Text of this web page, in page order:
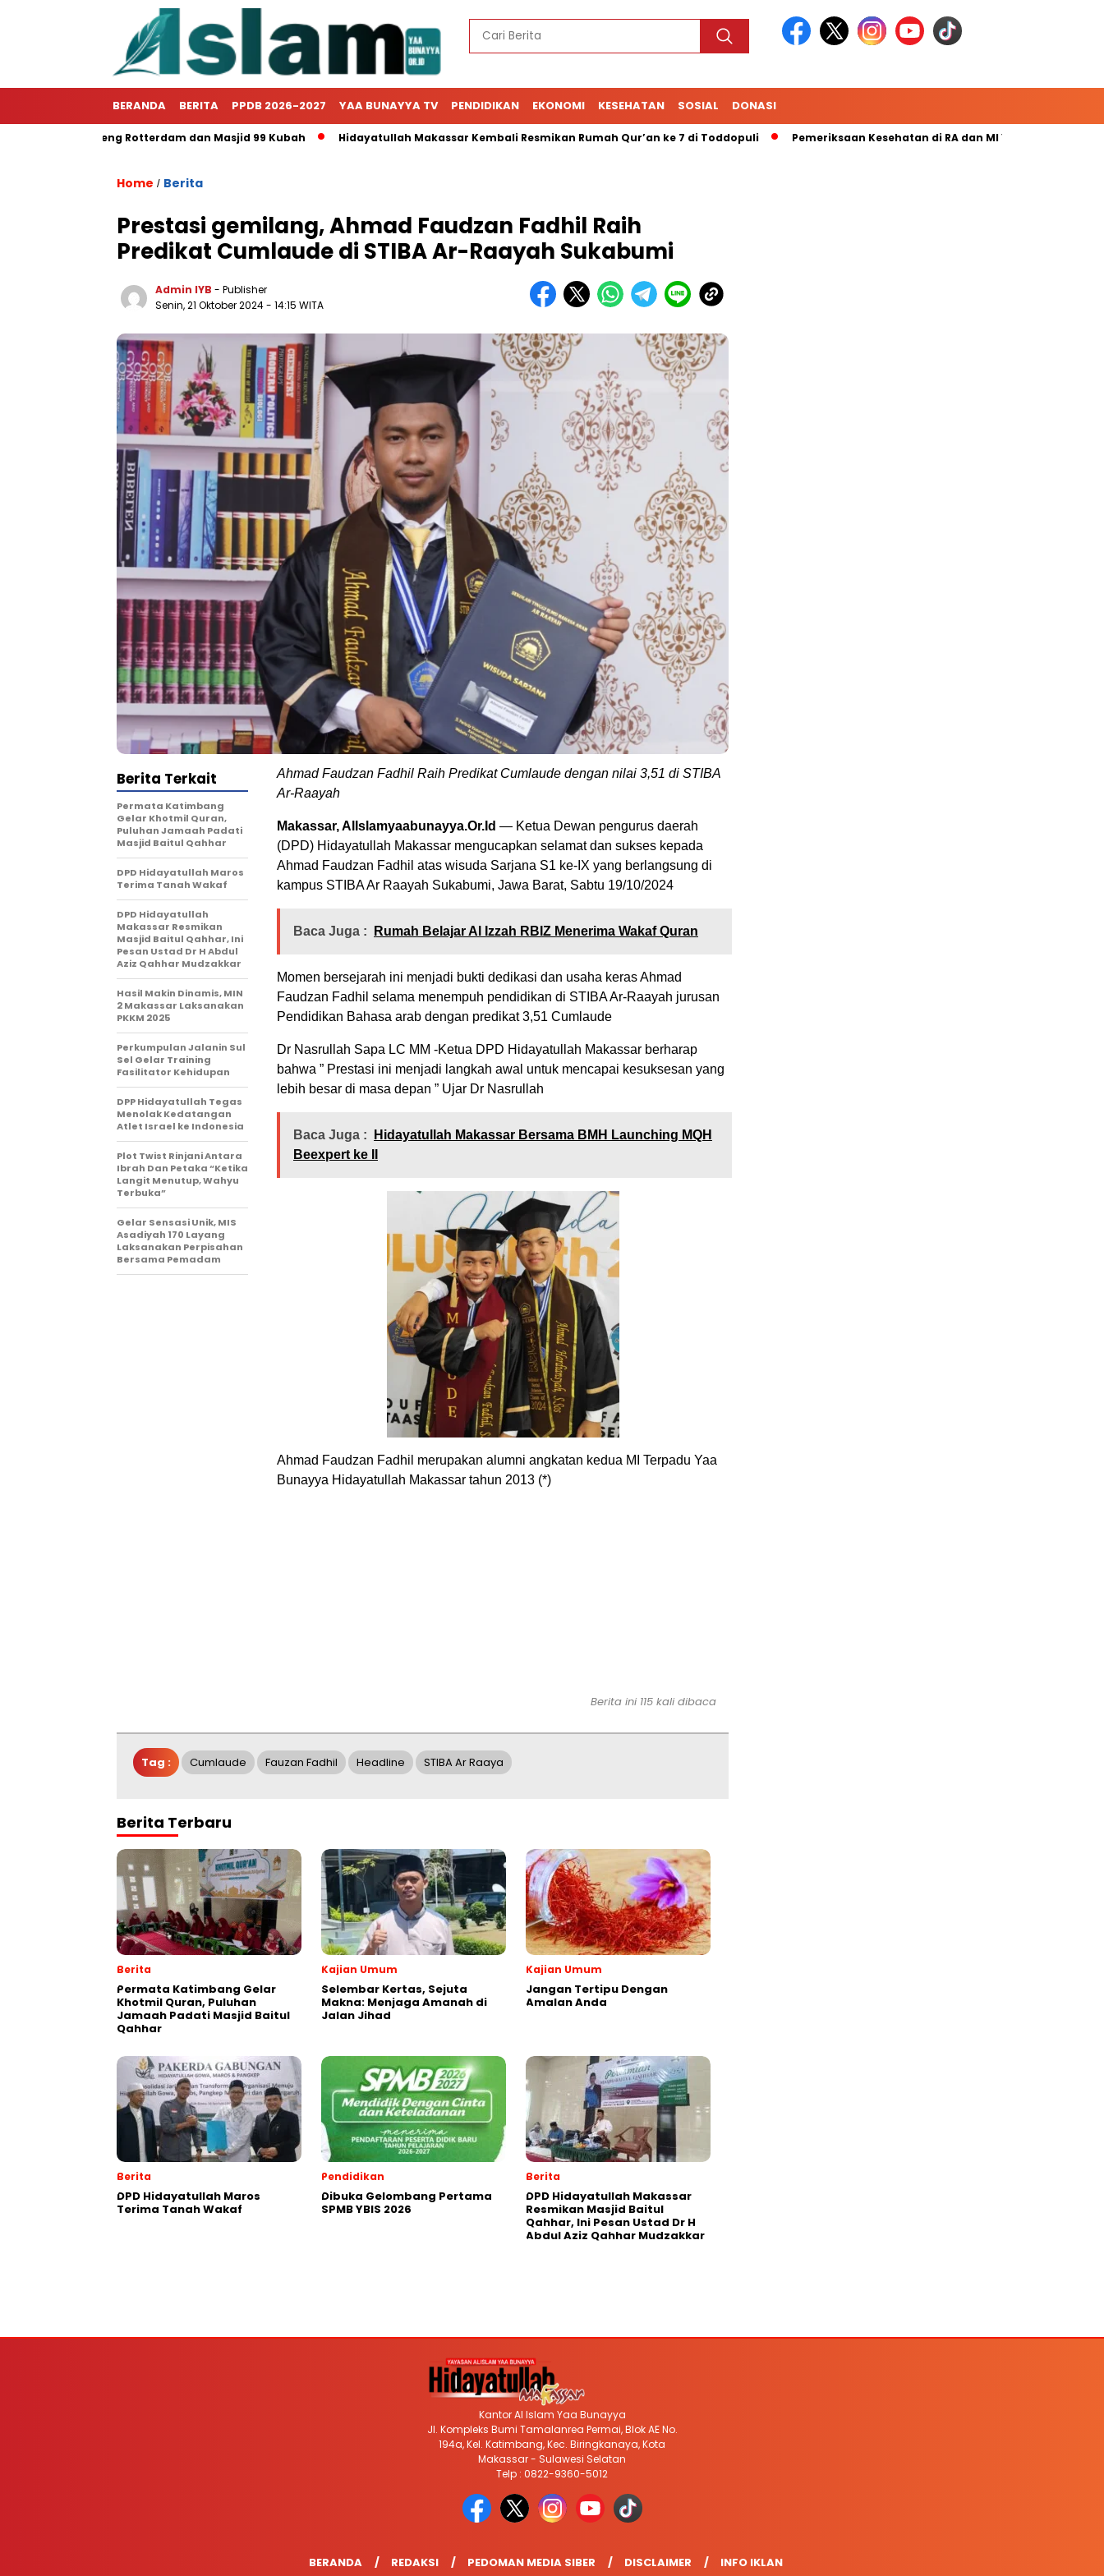
BERANDA BERITA PPDB 2026-2027 YAA BUNAYYA TV PENDIDIKAN EKONOMI KESEHATAN SOSIAL DONASI
Benteng Rotterdam dan Masjid 99 Kubah Hidayatullah Makassar Kembali Resmikan Rumah Qur’an ke 7 di Toddopuli Pemeriksaan Kesehatan di RA dan MI Yaa Bunayya Makassar
Home / Berita
Prestasi gemilang, Ahmad Faudzan Fadhil Raih
Predikat Cumlaude di STIBA Ar-Raayah Sukabumi
Admin IYB - Publisher
Senin, 21 Oktober 2024 - 14:15 WITA
Ahmad Faudzan Fadhil Raih Predikat Cumlaude dengan nilai 3,51 di STIBA
Ar-Raayah
Makassar, AlIslamyaabunayya.Or.Id — Ketua Dewan pengurus daerah
(DPD) Hidayatullah Makassar mengucapkan selamat dan sukses kepada
Ahmad Faudzan Fadhil atas wisuda Sarjana S1 ke-IX yang berlangsung di
kampus STIBA Ar Raayah Sukabumi, Jawa Barat, Sabtu 19/10/2024
Baca Juga : Rumah Belajar Al Izzah RBIZ Menerima Wakaf Quran
Momen bersejarah ini menjadi bukti dedikasi dan usaha keras Ahmad
Faudzan Fadhil selama menempuh pendidikan di STIBA Ar-Raayah jurusan
Pendidikan Bahasa arab dengan predikat 3,51 Cumlaude
Dr Nasrullah Sapa LC MM -Ketua DPD Hidayatullah Makassar berharap
bahwa ” Prestasi ini menjadi langkah awal untuk mencapai kesuksesan yang
lebih besar di masa depan ” Ujar Dr Nasrullah
Baca Juga :
Hidayatullah Makassar Bersama BMH Launching MQH
Beexpert ke II
Ahmad Faudzan Fadhil merupakan alumni angkatan kedua MI Terpadu Yaa
Bunayya Hidayatullah Makassar tahun 2013 (*)
Berita Terkait
Permata Katimbang
Gelar Khotmil Quran,
Puluhan Jamaah Padati
Masjid Baitul Qahhar
DPD Hidayatullah Maros
Terima Tanah Wakaf
DPD Hidayatullah
Makassar Resmikan
Masjid Baitul Qahhar, Ini
Pesan Ustad Dr H Abdul
Aziz Qahhar Mudzakkar
Hasil Makin Dinamis, MIN
2 Makassar Laksanakan
PKKM 2025
Perkumpulan Jalanin Sul
Sel Gelar Training
Fasilitator Kehidupan
DPP Hidayatullah Tegas
Menolak Kedatangan
Atlet Israel ke Indonesia
Plot Twist Rinjani Antara
Ibrah Dan Petaka “Ketika
Langit Menutup, Wahyu
Terbuka”
Gelar Sensasi Unik, MIS
Asadiyah 170 Layang
Laksanakan Perpisahan
Bersama Pemadam
Berita ini 115 kali dibaca
Tag : Cumlaude Fauzan Fadhil Headline STIBA Ar Raaya
Berita Terbaru
Berita
Permata Katimbang Gelar
Khotmil Quran, Puluhan
Jamaah Padati Masjid Baitul
Qahhar
Kajian Umum
Selembar Kertas, Sejuta
Makna: Menjaga Amanah di
Jalan Jihad
Kajian Umum
Jangan Tertipu Dengan
Amalan Anda
Berita
DPD Hidayatullah Maros
Terima Tanah Wakaf
Pendidikan
Dibuka Gelombang Pertama
SPMB YBIS 2026
Berita
DPD Hidayatullah Makassar
Resmikan Masjid Baitul
Qahhar, Ini Pesan Ustad Dr H
Abdul Aziz Qahhar Mudzakkar
Kantor Al Islam Yaa Bunayya
Jl. Kompleks Bumi Tamalanrea Permai, Blok AE No.
194a, Kel. Katimbang, Kec. Biringkanaya, Kota
Makassar - Sulawesi Selatan
Telp : 0822-9360-5012
BERANDA REDAKSI PEDOMAN MEDIA SIBER DISCLAIMER INFO IKLAN